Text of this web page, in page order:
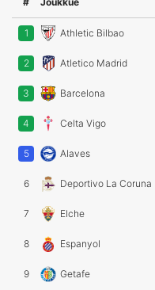
1 Athletic Bilbao
2 Atletico Madrid
3 Barcelona
4 Celta Vigo
5 Alaves
6 Deportivo La Coruna
7 Elche
8 Espanyol
9 Getafe